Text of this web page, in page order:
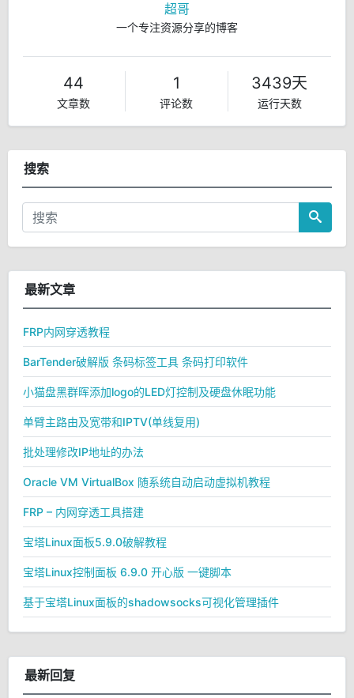
超哥
一个专注资源分享的博客
44
文章数
1
评论数
3439天
运行天数
搜索
最新文章
FRP内网穿透教程
BarTender破解版 条码标签工具 条码打印软件
小猫盘黑群晖添加logo的LED灯控制及硬盘休眠功能
单臂主路由及宽带和IPTV(单线复用)
批处理修改IP地址的办法
Oracle VM VirtualBox 随系统自动启动虚拟机教程
FRP – 内网穿透工具搭建
宝塔Linux面板5.9.0破解教程
宝塔Linux控制面板 6.9.0 开心版 一键脚本
基于宝塔Linux面板的shadowsocks可视化管理插件
最新回复